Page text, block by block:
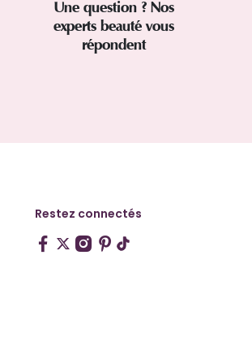
Une question ? Nos
experts beauté vous
répondent
Restez connectés